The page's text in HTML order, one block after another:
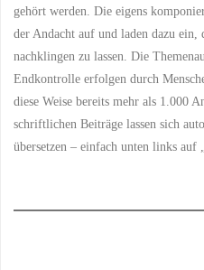
gehört werden. Die eigens
der Andacht auf und laden dazu ein,
nachklingen zu lassen. Die
Endkontrolle erfolgen durch
diese Weise bereits mehr als 1.000
schriftlichen Beiträge lassen sich
übersetzen – einfach unten links auf